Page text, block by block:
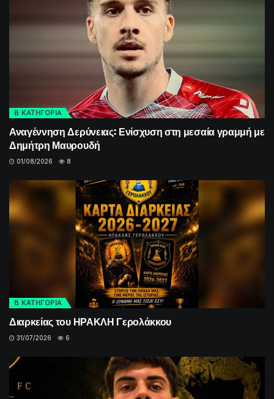
Β ΚΑΤΗΓΟΡΙΑ
Αναγέννηση Δερύνειας: Ενίσχυση στη μεσαία γραμμή με
Δημήτρη Μαυρουδή
01/08/2026 8
Β ΚΑΤΗΓΟΡΙΑ
Διαρκείας του ΗΡΑΚΛΗ Γερολάκκου
31/07/2026 6